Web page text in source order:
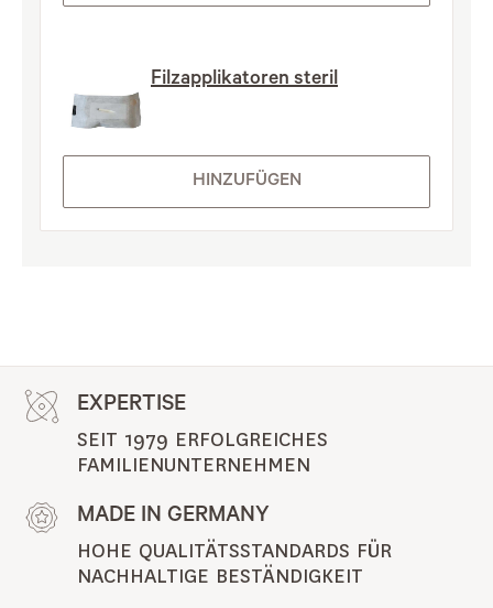
Filzapplikatoren steril
HINZUFÜGEN
EXPERTISE
SEIT 1979 ERFOLGREICHES
FAMILIENUNTERNEHMEN
MADE IN GERMANY
HOHE QUALITÄTSSTANDARDS FÜR
NACHHALTIGE BESTÄNDIGKEIT